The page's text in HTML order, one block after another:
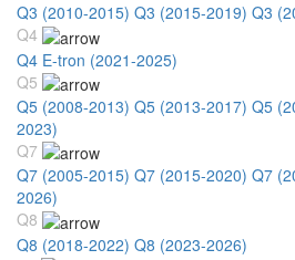
Q3 (2010-2015) Q3 (2015-2019) Q3
Q4
Q4 E-tron (2021-2025)
Q5
Q5 (2008-2013) Q5 (2013-2017) Q5
2023)
Q7
Q7 (2005-2015) Q7 (2015-2020) Q7
2026)
Q8
Q8 (2018-2022) Q8 (2023-2026)